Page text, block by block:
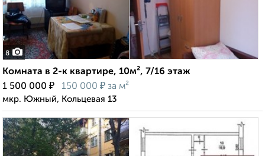
8
Комната в 2-к квартире, 10м², 7/16 этаж
1 500 000 ₽ 150 000 ₽ за м²
мкр. Южный, Кольцевая 13